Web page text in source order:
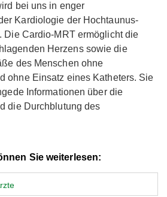
bei uns in enger
Kardiologie der Hochtaunus-
Die Cardio-MRT ermöglicht die
Herzens sowie die
des Menschen ohne
ohne Einsatz eines Katheters. Sie
Informationen über die
die Durchblutung des
Sie weiterlesen: